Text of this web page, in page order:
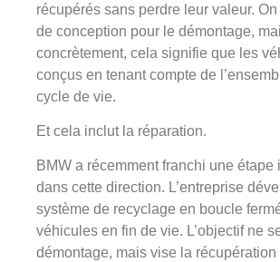
récupérés sans perdre leur valeur.
de conception pour le démontage,
concrètement, cela signifie que les
conçus en tenant compte de
cycle de vie.
Et cela inclut la réparation.
BMW a récemment franchi une étape
dans cette direction. L’entreprise
système de recyclage en boucle
véhicules en fin de vie. L’objectif ne
démontage, mais vise la